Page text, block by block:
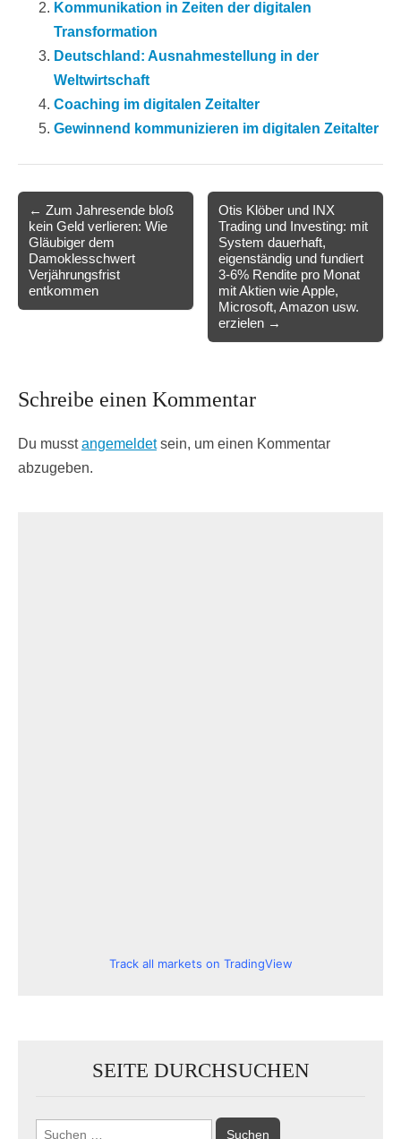
Kommunikation in Zeiten der digitalen
Transformation
Deutschland: Ausnahmestellung in der
Weltwirtschaft
Coaching im digitalen Zeitalter
Gewinnend kommunizieren im digitalen Zeitalter
navigation
← Zum Jahresende bloß
kein Geld verlieren: Wie
Gläubiger dem
Damoklesschwert
Verjährungsfrist
entkommen
Otis Klöber und INX
Trading und Investing: mit
System dauerhaft,
eigenständig und fundiert
3-6% Rendite pro Monat
mit Aktien wie Apple,
Microsoft, Amazon usw.
erzielen →
Schreibe einen Kommentar
Du musstangemeldetsein, um einen Kommentar
abzugeben.
Track all markets on TradingView
SEITE DURCHSUCHEN
Suchen